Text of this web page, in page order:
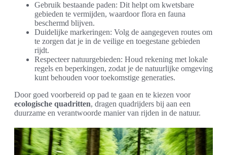
Gebruik bestaande paden: Dit helpt om kwetsbare
gebieden te vermijden, waardoor flora en fauna
beschermd blijven.
Duidelijke markeringen: Volg de aangegeven routes om
te zorgen dat je in de veilige en toegestane gebieden
rijdt.
Respecteer natuurgebieden: Houd rekening met lokale
regels en beperkingen, zodat je de natuurlijke omgeving
kunt behouden voor toekomstige generaties.
Door goed voorbereid op pad te gaan en te kiezen voor
ecologische quadritten, dragen quadrijders bij aan een
duurzame en verantwoorde manier van rijden in de natuur.